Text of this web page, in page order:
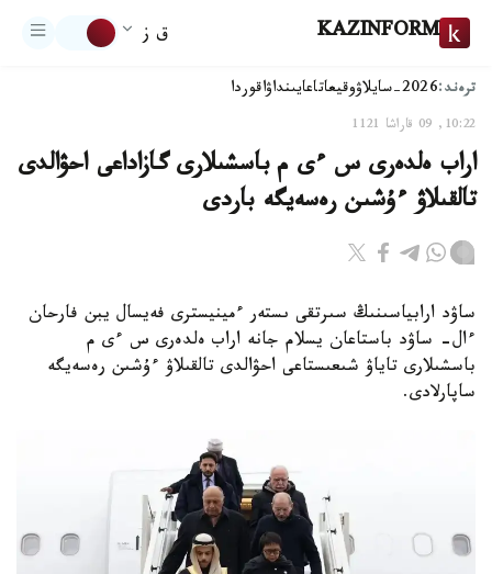
KAZINFORM ق ز
ترەند:2026-سايلاۋ وقيعاتاعايىنداۋاقوردا
10:22, 09 قاراشا 1121
اراب ەلدەرى س ءى م باسشىلارى گازاداعى احۋالدى
تالقىلاۋ ءۇشىن رەسەيگە باردى
ساۋد ارابياسىنىڭ سىرتقى ىستەر ءمينيسترى فەيسال يبن فارحان
ءال- ساۋد باستاعان يسلام جانە اراب ەلدەرى س ءى م
باسشىلارى تاياۋ شىعىستاعى احۋالدى تالقىلاۋ ءۇشىن رەسەيگە
ساپارلادى.